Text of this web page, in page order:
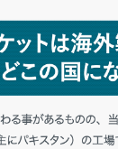
D様「ヘビロテ